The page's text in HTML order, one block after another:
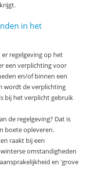
in het
regelgeving op het
een verplichting voor
en/of binnen een
wordt de verplichting
bij het verplicht gebruik
de regelgeving? Dat is
boete opleveren.
raakt bij een
omstandigheden
en 'grove